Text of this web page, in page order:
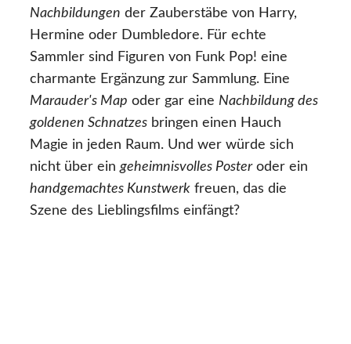
Nachbildungen der Zauberstäbe von Harry,
Hermine oder Dumbledore. Für echte
Sammler sind Figuren von Funk Pop! eine
charmante Ergänzung zur Sammlung. Eine
Marauder's Map oder gar eine Nachbildung des
goldenen Schnatzes bringen einen Hauch
Magie in jeden Raum. Und wer würde sich
nicht über eingeheimnisvolles Posteroder ein
handgemachtes Kunstwerk freuen, das die
Szene des Lieblingsfilms einfängt?